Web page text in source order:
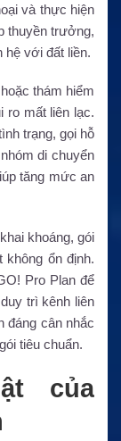
và thực hiện
thuyền trưởng,
hệ với đất liền.
thám hiểm
ro mất liên lạc.
trạng, gọi hỗ
di chuyển
tăng mức an
khoáng, gói
ổn định.
Pro Plan để
trì kênh liên
đáng cân nhắc
tiêu chuẩn.
của